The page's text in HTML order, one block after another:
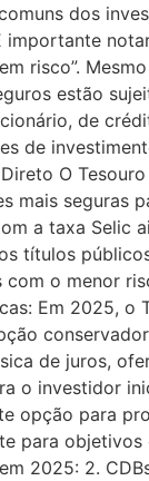
dos
importante
risco”.
estão
de
de
O
mais seguras
a taxa Selic
títulos
o menor
Em 2025, o
de juros,
o investidor
opção para
para
2025: 2.